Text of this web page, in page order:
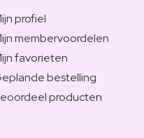
profiel
membervoordelen
favorieten
bestelling
producten